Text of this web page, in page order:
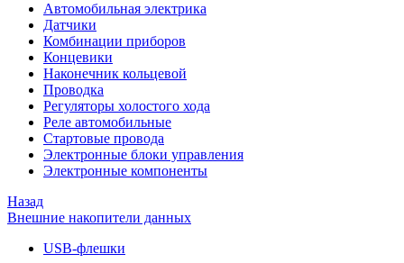
Автомобильная электрика
Датчики
Комбинации приборов
Концевики
Наконечник кольцевой
Проводка
Регуляторы холостого хода
Реле автомобильные
Стартовые провода
Электронные блоки управления
Электронные компоненты
Назад
Внешние накопители данных
USB-флешки